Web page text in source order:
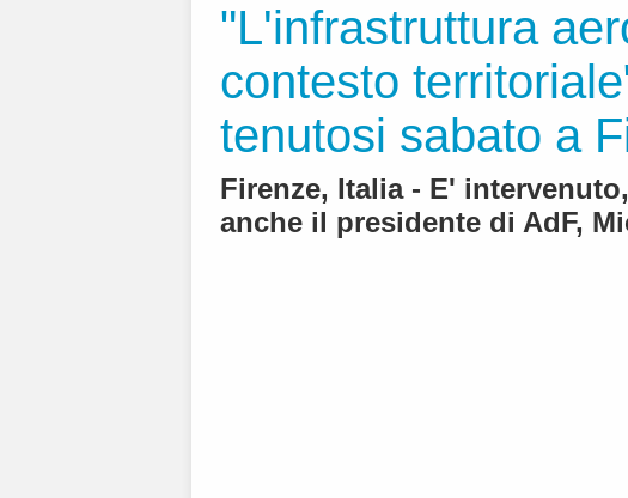
"L'infrastruttura
contesto
tenutosi sabato a
Firenze, Italia - E'
anche il presidente di AdF,